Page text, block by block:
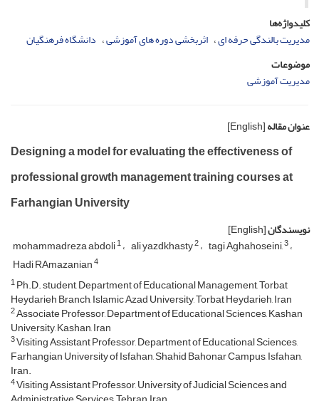
کلیدواژه‌ها
مدیریت بالندگی حرفه ای اثربخشی دوره های آموزشی دانشگاه فرهنگیان
موضوعات
مدیریت آموزشی
عنوان مقاله[English]
Designing a model for evaluating the effectiveness of
professional growth management training courses at
Farhangian University
نویسندگان[English]
mohammadreza abdoli1 ali yazdkhasty2 tagi Aghahoseini,3
Hadi RAmazanian4
1Ph.D. student, Department of Educational Management, Torbat
Heydarieh Branch, Islamic Azad University, Torbat Heydarieh, Iran
2Associate Professor, Department of Educational Sciences, Kashan
University, Kashan, Iran
3Visiting Assistant Professor, Department of Educational Sciences,
Farhangian University of Isfahan, Shahid Bahonar Campus, Isfahan,
Iran.
4Visiting Assistant Professor, University of Judicial Sciences and